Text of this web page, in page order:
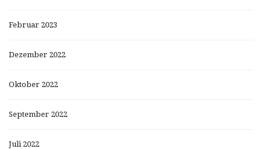
Februar 2023
Dezember 2022
Oktober 2022
September 2022
Juli 2022